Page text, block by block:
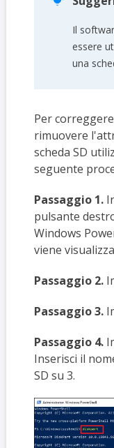
Il
essere
una
Per
rimuovere
scheda SD
seguente
Passaggio 1.
pulsante
Windows
viene
Passaggio 2.
Passaggio 3.
Passaggio 4.
Inserisci il
SD su 3.